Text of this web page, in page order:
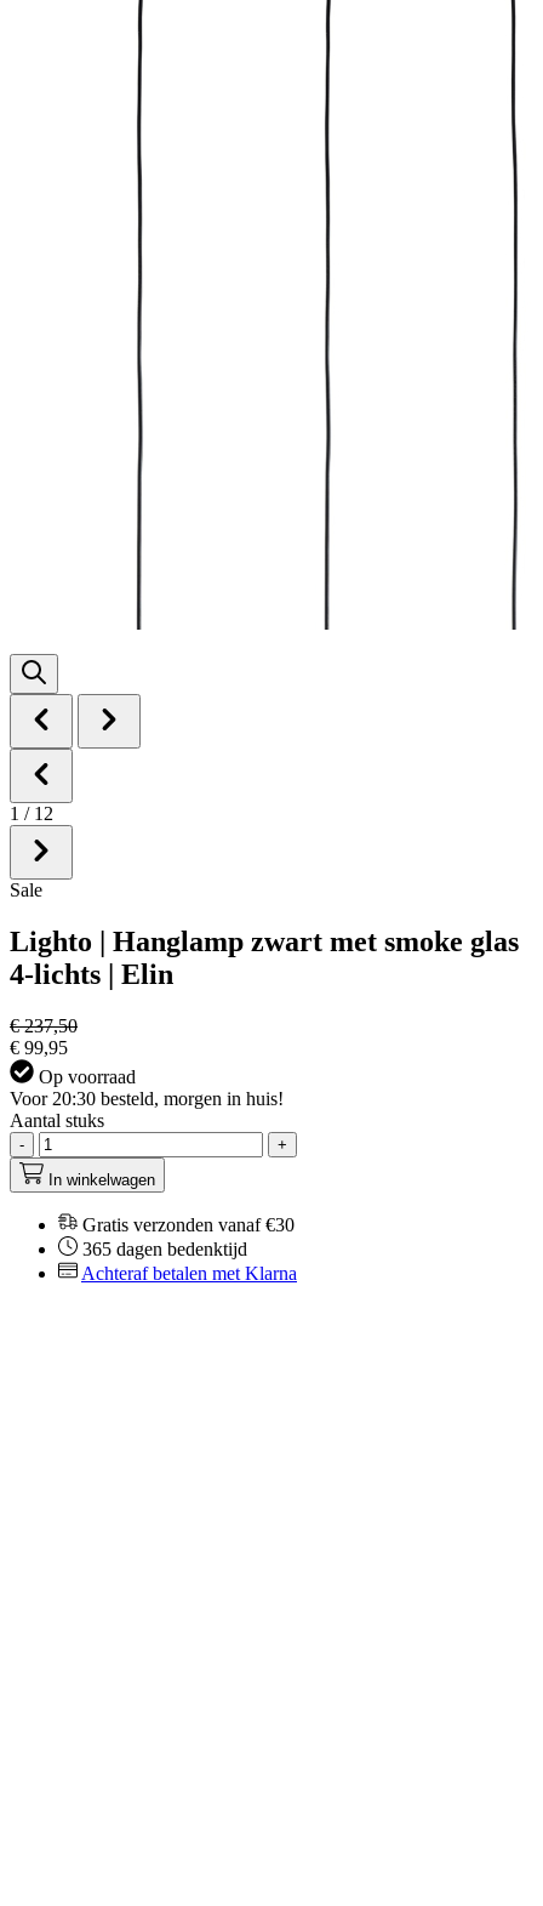
1 / 12
Sale
Lighto | Hanglamp zwart met smoke glas
4-lichts | Elin
€ 237,50
€ 99,95
Op voorraad
Voor 20:30 besteld, morgen in huis!
Aantal stuks
-
+
In winkelwagen
Gratis verzonden vanaf €30
365 dagen bedenktijd
Achteraf betalen met Klarna